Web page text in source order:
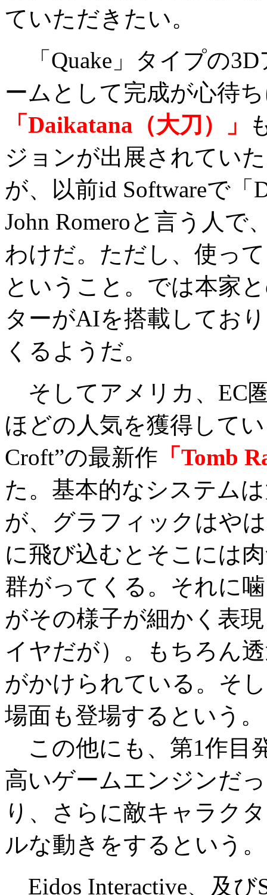
ていただきたい。
「Quake」タイプの
ームとして完成が心待
「Daikatana（大刀）」
ジョンが出展されてい
が、以前id Softwareで「
John Romeroと言う人
わけだ。ただし、使っ
ということ。では本家
ターがAIを搭載してお
くるようだ。
そしてアメリカ、EC
ほどの人気を獲得して
Croft”の最新作 「Tomb
た。基本的なシステム
が、グラフィックはや
に飛び込むとそこには
群がってくる。それに
がその様子が細かく表
イヤだが）。もちろん
がかけられている。そ
場面も登場するという。
この他にも、第1作目
高いゲームエンジンだ
り、さらに敵キャラク
ルな動きをするという。
Eidos Interactive、及び